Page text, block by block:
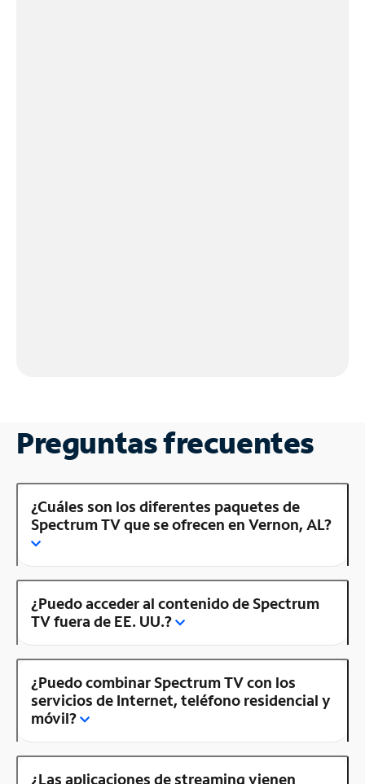
Preguntas frecuentes
¿Cuáles son los diferentes paquetes de
Spectrum TV que se ofrecen en Vernon, AL?
¿Puedo acceder al contenido de Spectrum
TV fuera de EE. UU.?
¿Puedo combinar Spectrum TV con los
servicios de Internet, teléfono residencial y
móvil?
¿Las aplicaciones de streaming vienen